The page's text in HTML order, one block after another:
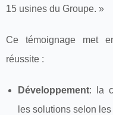
15 usines du Groupe. »
Ce témoignage met
réussite :
Développement: la
les solutions selon